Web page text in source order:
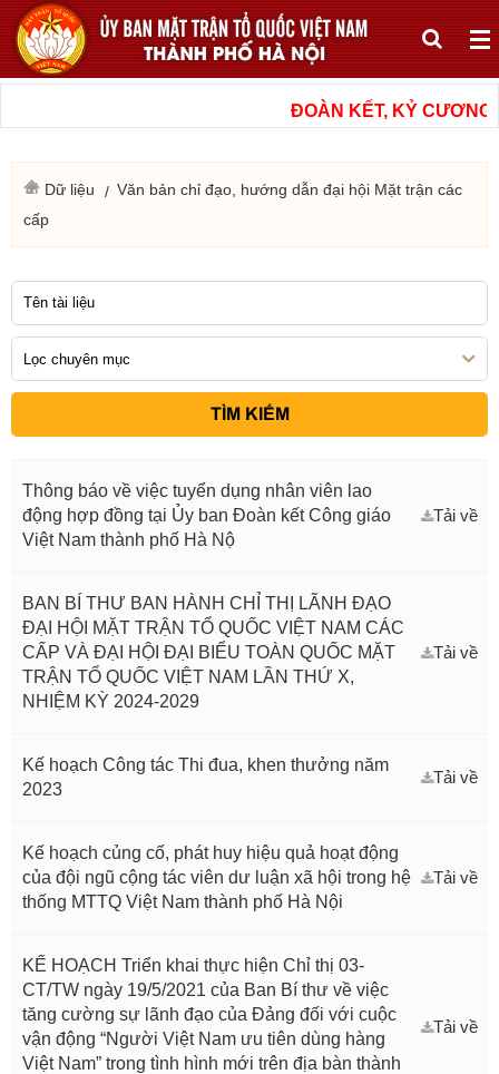
ĐOÀN KẾT, KỶ CƯƠNG,
Dữ liệu
Văn bản chỉ đạo, hướng dẫn đại hội Mặt trận các
cấp
TÌM KIẾM
Thông báo về việc tuyển dụng nhân viên lao
động hợp đồng tại Ủy ban Đoàn kết Công giáo
Việt Nam thành phố Hà Nộ
Tải về
BAN BÍ THƯ BAN HÀNH CHỈ THỊ LÃNH ĐẠO
ĐẠI HỘI MẶT TRẬN TỔ QUỐC VIỆT NAM CÁC
CẤP VÀ ĐẠI HỘI ĐẠI BIỂU TOÀN QUỐC MẶT
TRẬN TỔ QUỐC VIỆT NAM LẦN THỨ X,
NHIỆM KỲ 2024-2029
Tải về
Kế hoạch Công tác Thi đua, khen thưởng năm
2023
Tải về
Kế hoạch củng cố, phát huy hiệu quả hoạt động
của đội ngũ cộng tác viên dư luận xã hội trong hệ
thống MTTQ Việt Nam thành phố Hà Nội
Tải về
KẾ HOẠCH Triển khai thực hiện Chỉ thị 03-
CT/TW ngày 19/5/2021 của Ban Bí thư về việc
tăng cường sự lãnh đạo của Đảng đối với cuộc
vận động “Người Việt Nam ưu tiên dùng hàng
Việt Nam” trong tình hình mới trên địa bàn thành
Tải về